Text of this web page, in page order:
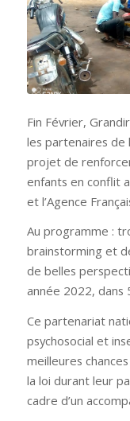
Fin Février,
les partenaires de
projet de
enfants en conflit
et l’Agence
Au programme :
brainstorming et
de belles
année 2022, dans
Ce partenariat
psychosocial et
meilleures
la loi durant leur
cadre d’un